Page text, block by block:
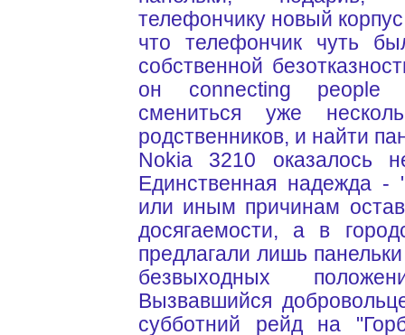
телефончику новый
что телефончик чуть
собственной
он connecting people
смениться уже
родственников, и найти
Nokia 3210 оказалось
Единственная надежда
или иным причинам
досягаемости, а в
предлагали лишь
безвыходных
Вызвавшийся
субботний рейд на